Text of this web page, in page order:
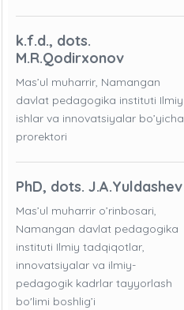
k.f.d., dots.
M.R.Qodirxonov
Mas’ul muharrir, Namangan
davlat pedagogika instituti Ilmiy
ishlar va innovatsiyalar bo’yicha
prorektori
PhD, dots. J.A.Yuldashev
Mas’ul muharrir o’rinbosari,
Namangan davlat pedagogika
instituti Ilmiy tadqiqotlar,
innovatsiyalar va ilmiy-
pedagogik kadrlar tayyorlash
bo'limi boshlig’i